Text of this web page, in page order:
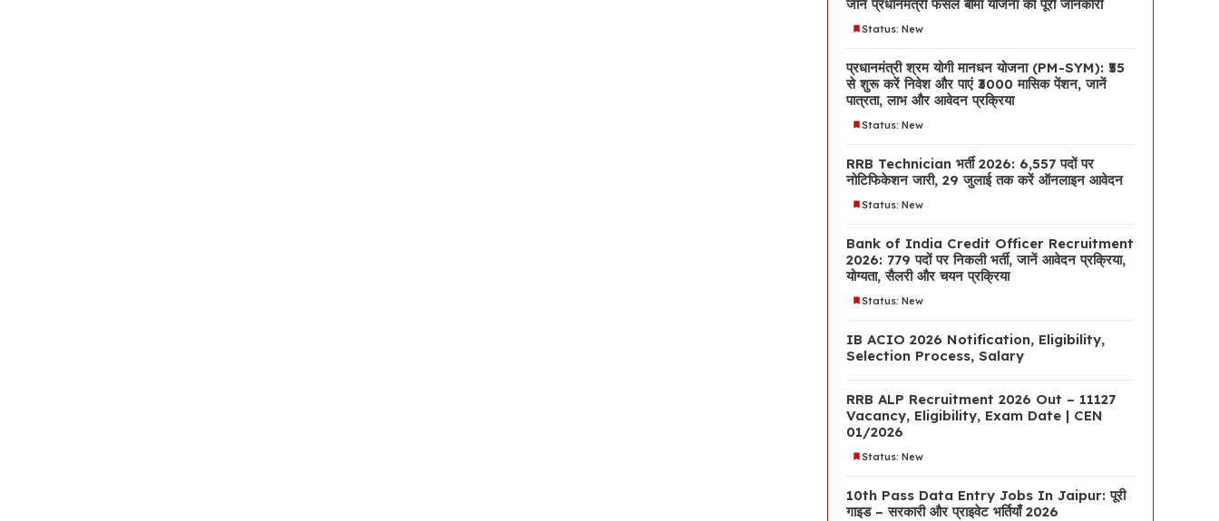
जानें प्रधानमंत्री फसल बीमा योजना की पूरी जानकारी
Status: New
प्रधानमंत्री श्रम योगी मानधन योजना (PM-SYM): ₹55
से शुरू करें निवेश और पाएं ₹3000 मासिक पेंशन, जानें
पात्रता, लाभ और आवेदन प्रक्रिया
Status: New
RRB Technician भर्ती 2026: 6,557 पदों पर
नोटिफिकेशन जारी, 29 जुलाई तक करें ऑनलाइन आवेदन
Status: New
Bank of India Credit Officer Recruitment
2026: 779 पदों पर निकली भर्ती, जानें आवेदन प्रक्रिया,
योग्यता, सैलरी और चयन प्रक्रिया
Status: New
IB ACIO 2026 Notification, Eligibility,
Selection Process, Salary
RRB ALP Recruitment 2026 Out – 11127
Vacancy, Eligibility, Exam Date | CEN
01/2026
Status: New
10th Pass Data Entry Jobs In Jaipur: पूरी
गाइड – सरकारी और प्राइवेट भर्तियाँ 2026